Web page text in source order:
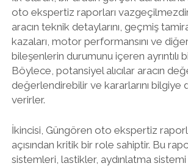
oto ekspertiz raporları
aracın teknik detaylarını, geçmiş
kazaları, motor performansını ve
bileşenlerin durumunu içeren ayrıntılı
Böylece, potansiyel alıcılar aracın
değerlendirebilir ve kararlarını bilgiye
verirler.
İkincisi, Güngören oto ekspertiz
açısından kritik bir role sahiptir. Bu
sistemleri, lastikler, aydınlatma